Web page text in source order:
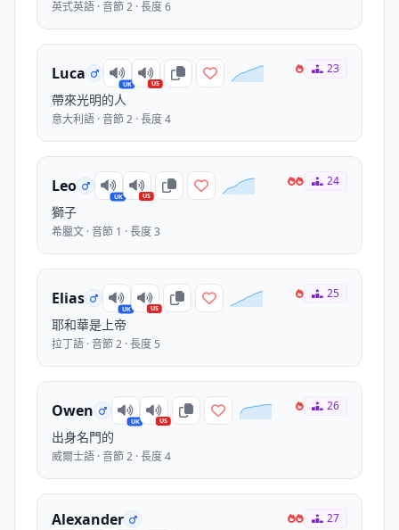
英式英語 · 音節 2 · 長度 6
Luca
UK US
帶來光明的人
意大利語 · 音節 2 · 長度 4
23
Leo
UK US
獅子
希臘文 · 音節 1 · 長度 3
24
Elias
UK US
耶和華是上帝
拉丁語 · 音節 2 · 長度 5
25
Owen
UK US
出身名門的
威爾士語 · 音節 2 · 長度 4
26
Alexander 27